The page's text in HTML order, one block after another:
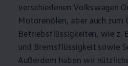
verschiedenen Volkswagen
Motorenölen, aber auch zum
Betriebsflüssigkeiten, wie z.
und Bremsflüssigkeit sowie
Außerdem haben wir